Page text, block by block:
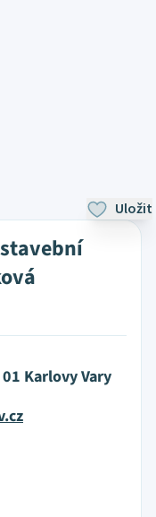
Uložit
Karlovy Vary